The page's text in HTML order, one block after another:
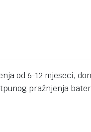
od 6-12 mjeseci,
pražnjenja